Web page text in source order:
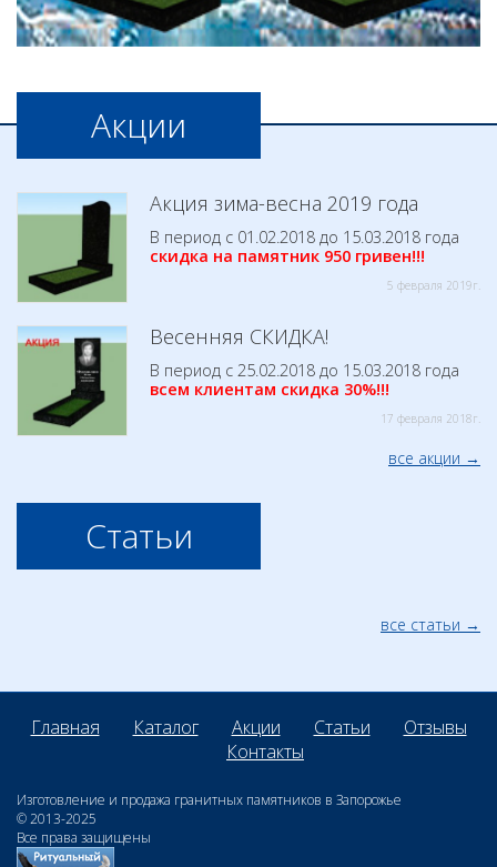
Акции
Акция зима-весна 2019 года
В период с 01.02.2018 до 15.03.2018 года
скидка на памятник 950 гривен!!!
5 февраля 2019г.
Весенняя СКИДКА!
В период с 25.02.2018 до 15.03.2018 года
всем клиентам скидка 30%!!!
17 февраля 2018г.
все акции
Статьи
все статьи
Главная Каталог Акции Статьи
Отзывы
Контакты
Изготовление и продажа гранитных памятников в Запорожье
© 2013-2025
Все права защищены